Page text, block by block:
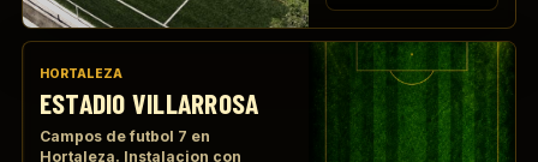
HORTALEZA
ESTADIO VILLARROSA
Campos de futbol 7 en
Hortaleza. Instalacion con